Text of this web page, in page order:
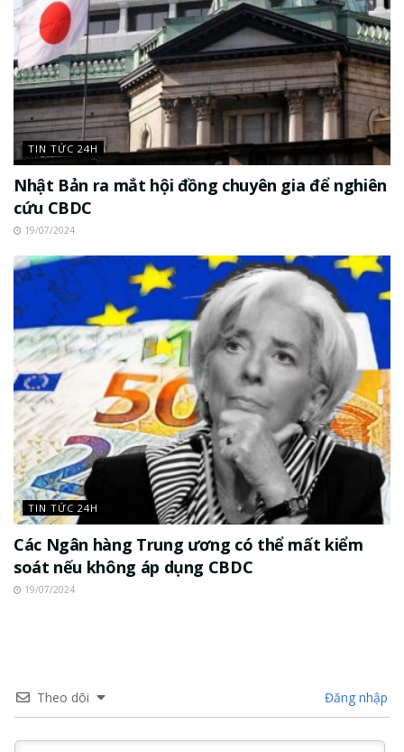
TIN TỨC 24H
Nhật Bản ra mắt hội đồng chuyên gia để nghiên
cứu CBDC
19/07/2024
TIN TỨC 24H
Các Ngân hàng Trung ương có thể mất kiểm
soát nếu không áp dụng CBDC
19/07/2024
Theo dõi Đăng nhập